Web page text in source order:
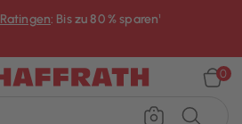
Ratingen: Bis zu 80 % sparen¹
0